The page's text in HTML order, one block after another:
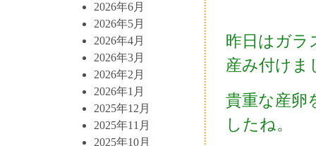
2026年6月
2026年5月
2026年4月
2026年3月
2026年2月
2026年1月
2025年12月
2025年11月
2025年10月
昨日はガラ
産み付けま
貴重な産卵
したね。